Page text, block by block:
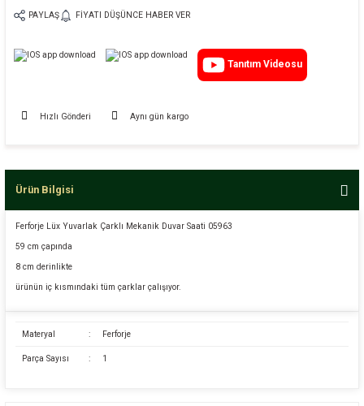
PAYLAŞ FIYATI DÜŞÜNCE HABER VER
Tanıtım Videosu
Hızlı Gönderi Aynı gün kargo
Ürün Bilgisi
Ferforje Lüx Yuvarlak Çarklı Mekanik Duvar Saati 05963
59 cm çapında
8 cm derinlikte
ürünün iç kısmındaki tüm çarklar çalışıyor.
Materyal : Ferforje
Parça Sayısı : 1